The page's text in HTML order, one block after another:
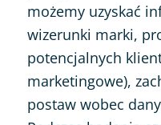
możemy uzyskać
wizerunki marki,
potencjalnych
marketingowe),
postaw wobec